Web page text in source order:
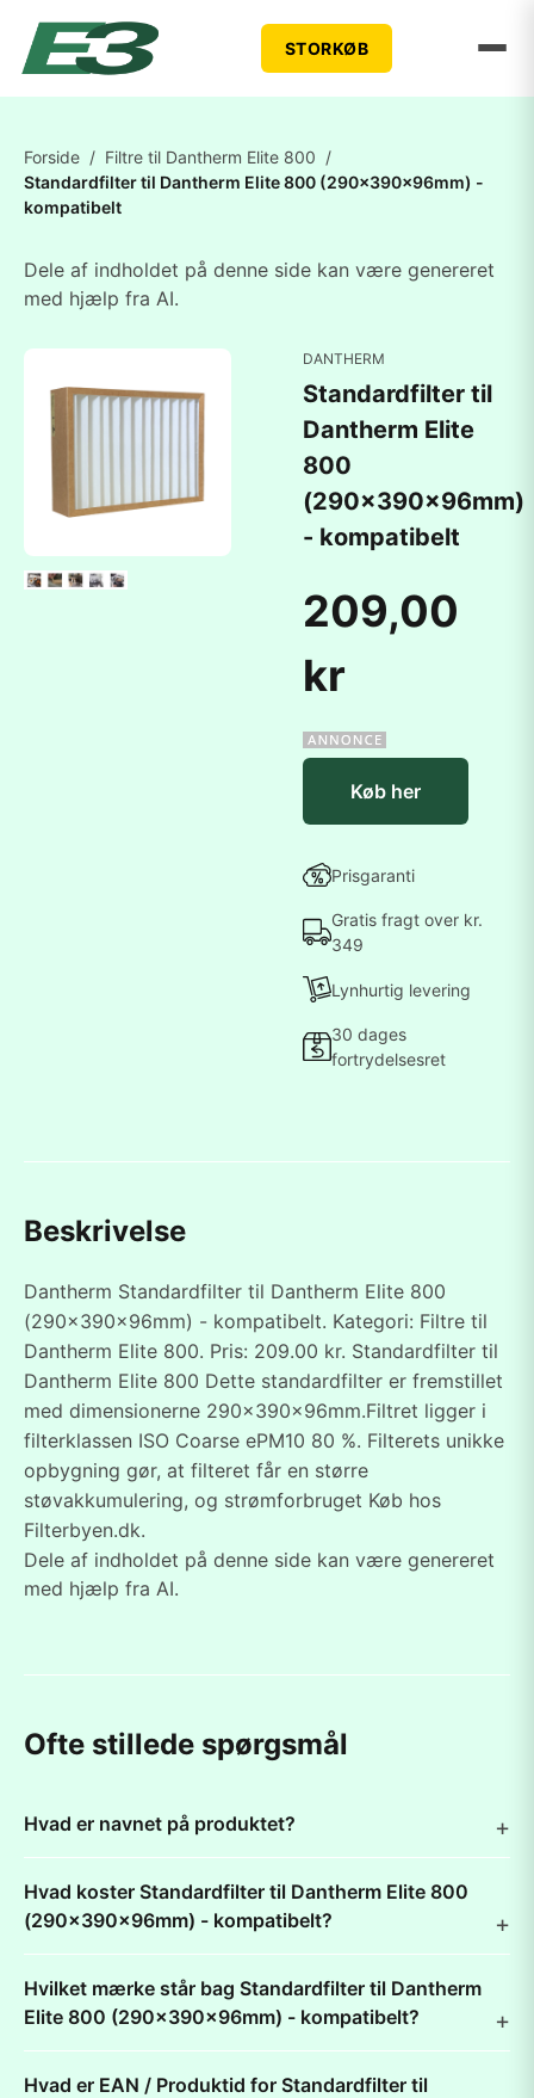
STORKØB
Forside / Filtre til Dantherm Elite 800 /
Standardfilter til Dantherm Elite 800 (290x390x96mm) -
kompatibelt
Dele af indholdet på denne side kan være genereret
med hjælp fra AI.
DANTHERM
Standardfilter til
Dantherm Elite
800
(290x390x96mm)
- kompatibelt
209,00
kr
Køb her
Prisgaranti
Gratis fragt over kr.
349
Lynhurtig levering
30 dages
fortrydelsesret
Beskrivelse
Dantherm Standardfilter til Dantherm Elite 800
(290x390x96mm) - kompatibelt. Kategori: Filtre til
Dantherm Elite 800. Pris: 209.00 kr. Standardfilter til
Dantherm Elite 800 Dette standardfilter er fremstillet
med dimensionerne 290x390x96mm.Filtret ligger i
filterklassen ISO Coarse ePM10 80 %. Filterets unikke
opbygning gør, at filteret får en større
støvakkumulering, og strømforbruget Køb hos
Filterbyen.dk.
Dele af indholdet på denne side kan være genereret
med hjælp fra AI.
Ofte stillede spørgsmål
Hvad er navnet på produktet?
Hvad koster Standardfilter til Dantherm Elite 800
(290x390x96mm) - kompatibelt?
Hvilket mærke står bag Standardfilter til Dantherm
Elite 800 (290x390x96mm) - kompatibelt?
Hvad er EAN / Produktid for Standardfilter til